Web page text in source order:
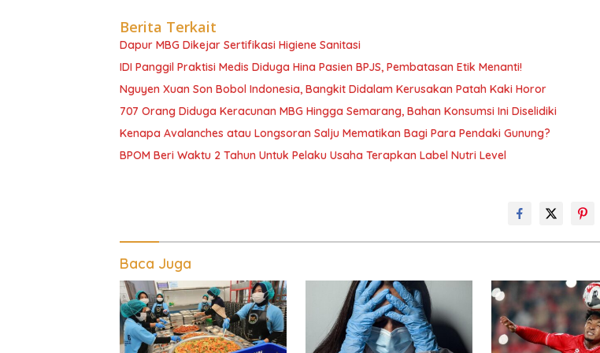
Berita Terkait
Dapur MBG Dikejar Sertifikasi Higiene Sanitasi
IDI Panggil Praktisi Medis Diduga Hina Pasien BPJS, Pembatasan Etik Menanti!
Nguyen Xuan Son Bobol Indonesia, Bangkit Didalam Kerusakan Patah Kaki Horor
707 Orang Diduga Keracunan MBG Hingga Semarang, Bahan Konsumsi Ini Diselidiki
Kenapa Avalanches atau Longsoran Salju Mematikan Bagi Para Pendaki Gunung?
BPOM Beri Waktu 2 Tahun Untuk Pelaku Usaha Terapkan Label Nutri Level
Baca Juga